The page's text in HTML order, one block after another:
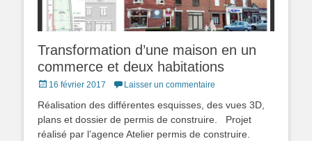
Transformation d’une maison en un
commerce et deux habitations
Posted
16 février 2017 Laisser un commentaire
Réalisation des différentes esquisses, des vues 3D,
plans et dossier de permis de construire. Projet
réalisé par l’agence Atelier permis de construire.